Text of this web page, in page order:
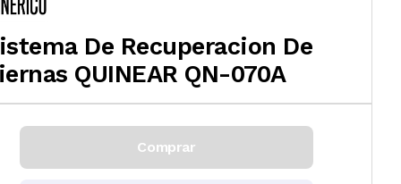
De Recuperacion De
QUINEAR QN-070A
Comprar